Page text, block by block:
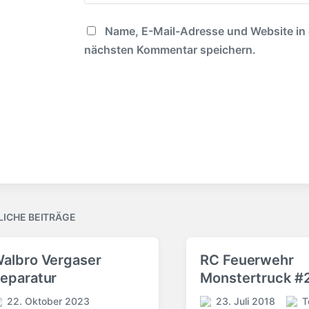
Name, E-Mail-Adresse und Website
nächsten Kommentar speichern.
BEITRÄGE
Vergaser
22. Oktober 2023
RC Feuerwehr
Monstertruck
23. Juli 2018